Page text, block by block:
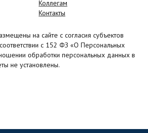
Коллегам
Контакты
на сайте с согласия субъектов
с 152 ФЗ «О Персональных
обработки персональных данных в
не установлены.